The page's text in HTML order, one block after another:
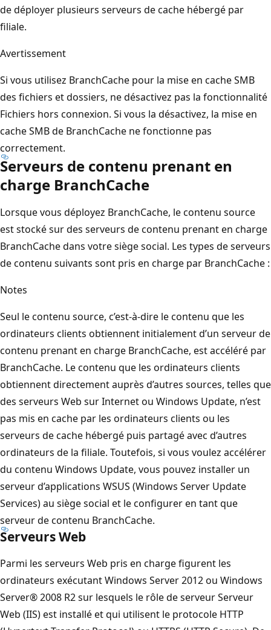
de déployer plusieurs serveurs de cache hébergé par
filiale.
Avertissement
Si vous utilisez BranchCache pour la mise en cache SMB
des fichiers et dossiers, ne désactivez pas la fonctionnalité
Fichiers hors connexion. Si vous la désactivez, la mise en
cache SMB de BranchCache ne fonctionne pas
correctement.
Serveurs de contenu prenant en
charge BranchCache
Lorsque vous déployez BranchCache, le contenu source
est stocké sur des serveurs de contenu prenant en charge
BranchCache dans votre siège social. Les types de serveurs
de contenu suivants sont pris en charge par BranchCache :
Notes
Seul le contenu source, c’est-à-dire le contenu que les
ordinateurs clients obtiennent initialement d’un serveur de
contenu prenant en charge BranchCache, est accéléré par
BranchCache. Le contenu que les ordinateurs clients
obtiennent directement auprès d’autres sources, telles que
des serveurs Web sur Internet ou Windows Update, n’est
pas mis en cache par les ordinateurs clients ou les
serveurs de cache hébergé puis partagé avec d’autres
ordinateurs de la filiale. Toutefois, si vous voulez accélérer
du contenu Windows Update, vous pouvez installer un
serveur d’applications WSUS (Windows Server Update
Services) au siège social et le configurer en tant que
serveur de contenu BranchCache.
Serveurs Web
Parmi les serveurs Web pris en charge figurent les
ordinateurs exécutant Windows Server 2012 ou Windows
Server® 2008 R2 sur lesquels le rôle de serveur Serveur
Web (IIS) est installé et qui utilisent le protocole HTTP